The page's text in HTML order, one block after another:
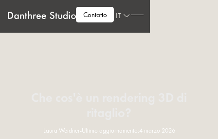
Contatto IT
Laura Weidner-Ultimo aggiornamento:4 marzo 2026